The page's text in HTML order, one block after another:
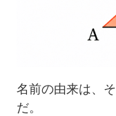
名前の由来は、
だ。